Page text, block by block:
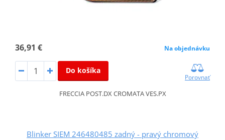
36,91 € Na objednávku
Do košíka
Porovnať
FRECCIA POST.DX CROMATA VES.PX
Blinker SIEM 246480485 zadný - pravý chromový